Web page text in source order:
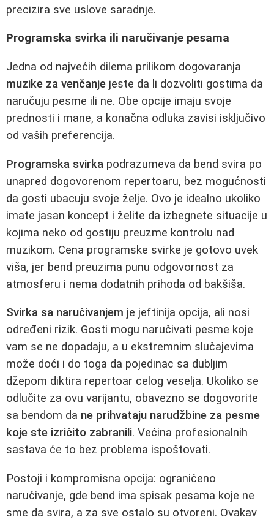
precizira sve uslove saradnje.
Programska svirka ili naručivanje pesama
Jedna od najvećih dilema prilikom dogovaranja
muzike za venčanje jeste da li dozvoliti gostima da
naručuju pesme ili ne. Obe opcije imaju svoje
prednosti i mane, a konačna odluka zavisi isključivo
od vaših preferencija.
Programska svirka podrazumeva da bend svira po
unapred dogovorenom repertoaru, bez mogućnosti
da gosti ubacuju svoje želje. Ovo je idealno ukoliko
imate jasan koncept i želite da izbegnete situacije u
kojima neko od gostiju preuzme kontrolu nad
muzikom. Cena programske svirke je gotovo uvek
viša, jer bend preuzima punu odgovornost za
atmosferu i nema dodatnih prihoda od bakšiša.
Svirka sa naručivanjem je jeftinija opcija, ali nosi
određeni rizik. Gosti mogu naručivati pesme koje
vam se ne dopadaju, a u ekstremnim slučajevima
može doći i do toga da pojedinac sa dubljim
džepom diktira repertoar celog veselja. Ukoliko se
odlučite za ovu varijantu, obavezno se dogovorite
sa bendom da ne prihvataju narudžbine za pesme
koje ste izričito zabranili. Većina profesionalnih
sastava će to bez problema ispoštovati.
Postoji i kompromisna opcija: ograničeno
naručivanje, gde bend ima spisak pesama koje ne
sme da svira, a za sve ostalo su otvoreni. Ovakav